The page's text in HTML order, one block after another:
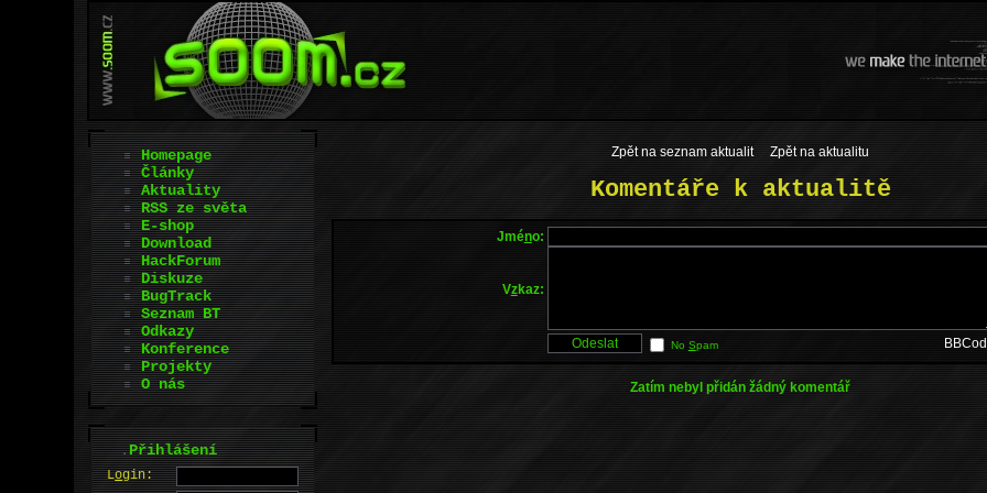
Zpět na seznam aktualit Zpět na aktualitu
Komentáře k aktualitě
Jméno:
Vzkaz:
No Spam
Zatím nebyl přidán žádný komentář
Homepage
Články
Aktuality
RSS ze světa
E-shop
Download
HackForum
Diskuze
BugTrack
Seznam BT
Odkazy
Konference
Projekty
O nás
.Přihlášení
Login: